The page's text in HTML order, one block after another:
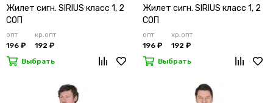
Жилет сигн. SIRIUS класс 1, 2
СОП
опт
196 ₽
кр.опт
192 ₽
Выбрать
Жилет сигн. SIRIUS класс 1, 2
СОП
опт
196 ₽
кр.опт
192 ₽
Выбрать